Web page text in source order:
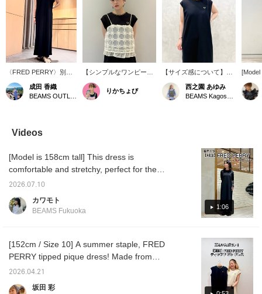
〈FRED PERRY〉別注
ワンピースがプライスダ
ウン!1枚で着映えするワ
ンピースです。程よくゆ
がらすっきり見えも叶い
ます◎身長155cmでこの
せたレイヤードスタイル
も◎これから秋口まで長
イテムです！
成田 香織
【シンプルなワンピース
をアレンジ】夏に活躍す
るシンプルな夏ワンピー
ス。一枚でもサラッと可
愛いです♡ぜひ真似して
みてくださいね！
りかちょび
【サイズ感について】毎
年大人気の別注ワンピー
スがお買い得になりまし
た♪ 身長158cm、普段サ
付け感なく着用できまし
た。肩に掛かる袖丈で、
気になる二の腕もさりげ
なくカバーしてくれま
す。私の身長でくるぶし
あたりの長めの着丈で
す。サンダルやスニーカ
ーを合わせてお楽しみく
す。【+♡お気に入り】で
マイルがたまります！後
から見返しやすくなりま
すので、ぜひご利用くだ
さい◎【+♡フォロー】も
西之園 あゆみ
tried
Videos
1:06
[Model is 158cm tall] This dress is
comfortable and stretchy, perfect for the
upcoming season! It would also look cute
your favorites or follow the staff page, you
2026.07.10
カワモト
BEAMS Fukuoka
[152cm / Size 10] A summer staple, FRED
PERRY tipped pique dress! Made from
smooth 100% cotton, it's comfortable to
wear. The maxi length that falls to the ankles
2026.04.21
坂田 彩